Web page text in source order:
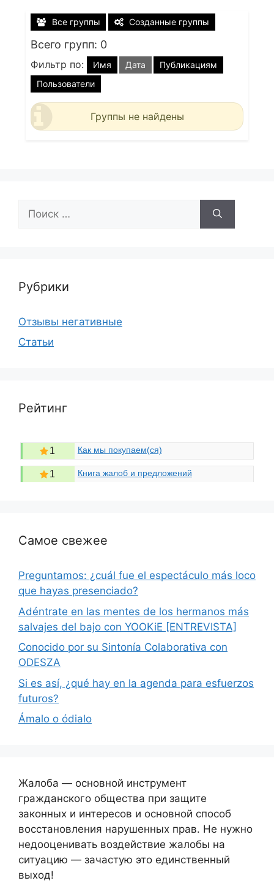
Все группы Созданные группы
Всего групп: 0
Фильтр по: Имя Дата
Публикациям
Пользователи
Группы не найдены
Рубрики
Отзывы негативные
Статьи
Рейтинг
1 Как мы покупаем(ся)
1 Книга жалоб и предложений
Самое свежее
Preguntamos: ¿cuál fue el espectáculo más loco
que hayas presenciado?
Adéntrate en las mentes de los hermanos más
salvajes del bajo con YOOKiE [ENTREVISTA]
Conocido por su Sintonía Colaborativa con
ODESZA
Si es así, ¿qué hay en la agenda para esfuerzos
futuros?
Ámalo o ódialo
Жалоба — основной инструмент
гражданского общества при защите
законных и интересов и основной способ
восстановления нарушенных прав. Не нужно
недооценивать воздействие жалобы на
ситуацию — зачастую это единственный
выход!